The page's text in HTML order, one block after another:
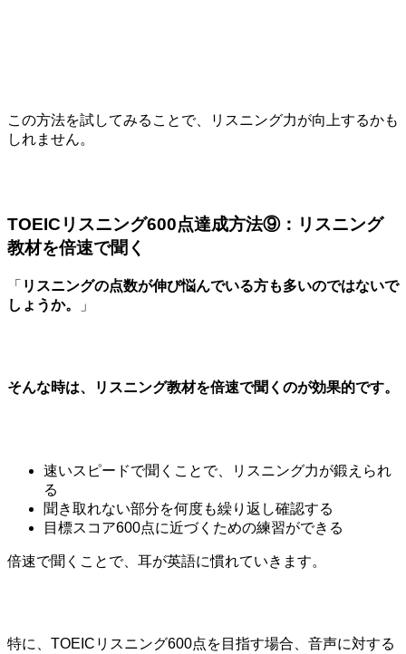
この方法を試してみることで、リスニング力が向上するかも
しれません。
TOEICリスニング600点達成方法⑨：リスニング
教材を倍速で聞く
「 リスニングの点数が伸び悩んでいる方も多いのではないで
しょうか。
」
そんな時は、リスニング教材を倍速で聞くのが効果的です。
速いスピードで聞くことで、リスニング力が鍛えられ
る
聞き取れない部分を何度も繰り返し確認する
目標スコア600点に近づくための練習ができる
倍速で聞くことで、耳が英語に慣れていきます。
特に、TOEICリスニング600点を目指す場合、音声に対する